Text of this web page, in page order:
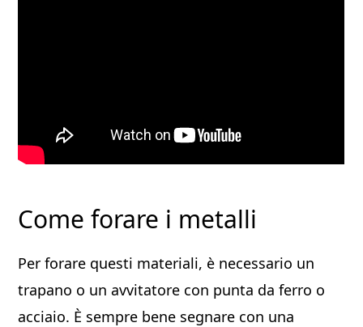
Come forare i metalli
Per forare questi materiali, è necessario un
trapano o un avvitatore con punta da ferro o
acciaio. È sempre bene segnare con una